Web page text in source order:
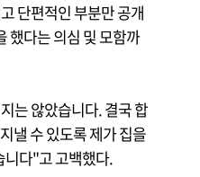
단편적인 부분만 공개
했다는 의심 및 모함까
는 않았습니다. 결국 합
낼 수 있도록 제가 집을
니다"고 고백했다.